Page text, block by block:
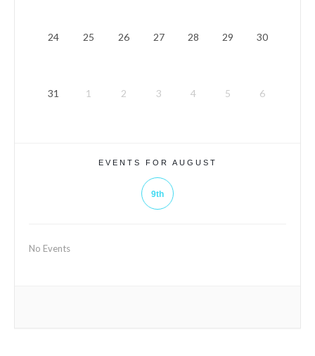
24 25 26 27 28 29 30
31 1 2 3 4 5 6
EVENTS FOR AUGUST
9th
No Events